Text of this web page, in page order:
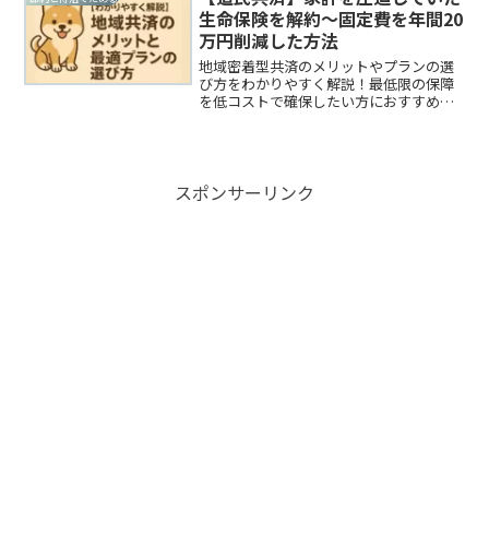
生命保険を解約～固定費を年間20
万円削減した方法
地域密着型共済のメリットやプランの選
び方をわかりやすく解説！最低限の保障
を低コストで確保したい方におすすめ。
スポンサーリンク